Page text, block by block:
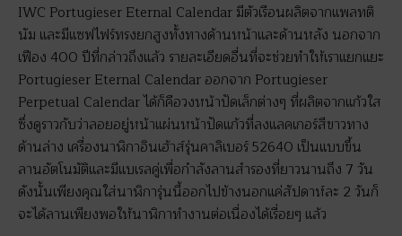
IWC Portugieser Eternal Calendar มีตัวเรือนผลิตจากแพลทติ
นัม และมีแซฟไฟร์ทรงยกสูงทั้งทางด้านหน้าและด้านหลัง นอกจาก
เฟือง 400 ปีที่กล่าวถึงแล้ว รายละเอียดอื่นที่จะช่วยทำให้เราแยกแยะ
Portugieser Eternal Calendar ออกจาก Portugieser
Perpetual Calendar ได้ก็คือวงหน้าปัดเล็กต่างๆ ที่ผลิตจากแก้วใส
ซึ่งดูราวกับว่าลอยอยู่หน้าแผ่นหน้าปัดแก้วที่ลงแลคเกอร์สีขาวทาง
ด้านล่าง เครื่องนาฬิกาอินเฮ้าส์รุ่นคาลิเบอร์ 52640 เป็นแบบขึ้น
ลานอัตโนมัติและมีแบเรลคู่เพื่อกำลังลานสำรองที่ยาวนานถึง 7 วัน
ดังนั้นเพียงคุณใส่นาฬิการุ่นนี้ออกไปข้างนอกแค่สัปดาห์ละ 2 วันก็
จะได้ลานเพียงพอให้นาฬิกาทำงานต่อเนื่องได้เรื่อยๆ แล้ว